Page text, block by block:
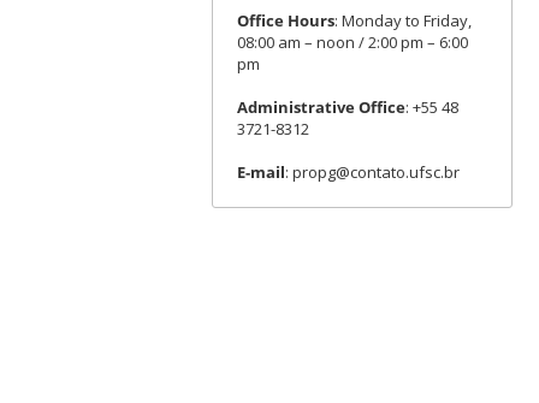
Office Hours: Monday to Friday,
08:00 am – noon / 2:00 pm – 6:00
pm
Administrative Office: +55 48
3721-8312
E-mail: propg@contato.ufsc.br